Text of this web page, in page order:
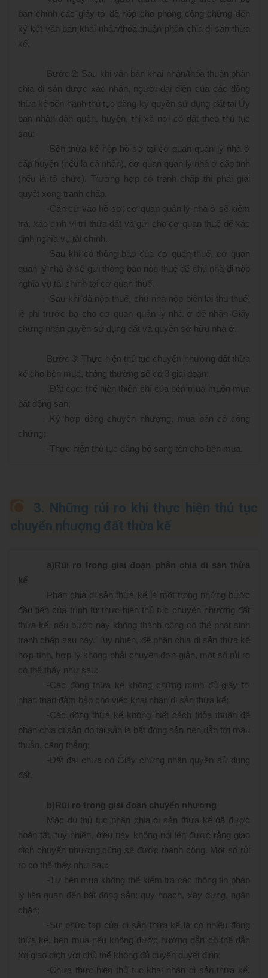
bản chính các giấy tờ đã nộp cho phòng công chứng đến
ký kết văn bản khai nhận/thỏa thuận phân chia di sản thừa
kế.
Bước 2: Sau khi văn bản khai nhận/thỏa thuận phân
chia di sản được xác nhận, người đại diện của các đồng
thừa kế tiến hành thủ tục đăng ký quyền sử dụng đất tại Ủy
ban nhân dân quận, huyện, thị xã nơi có đất theo thủ tục
sau:
-Bên thừa kế nộp hồ sơ tại cơ quan quản lý nhà ở
cấp huyện (nếu là cá nhân), cơ quan quản lý nhà ở cấp tỉnh
(nếu là tổ chức). Trường hợp có tranh chấp thì phải giải
quyết xong tranh chấp.
-Căn cứ vào hồ sơ, cơ quan quản lý nhà ở sẽ kiểm
tra, xác định vị trí thửa đất và gửi cho cơ quan thuế để xác
định nghĩa vụ tài chính.
-Sau khi có thông báo của cơ quan thuế, cơ quan
quản lý nhà ở sẽ gửi thông báo nộp thuế để chủ nhà đi nộp
nghĩa vụ tài chính tại cơ quan thuế.
-Sau khi đã nộp thuế, chủ nhà nộp biên lai thu thuế,
lệ phí trước bạ cho cơ quan quản lý nhà ở để nhận Giấy
chứng nhận quyền sử dụng đất và quyền sở hữu nhà ở.
Bước 3: Thực hiện thủ tục chuyển nhượng đất thừa
kế cho bên mua, thông thường sẽ có 3 giai đoạn:
-Đặt cọc: thể hiện thiện chí của bên mua muốn mua
bất động sản;
- Ký hợp đồng chuyển nhượng, mua bán có công
chứng;
-Thực hiện thủ tục đăng bộ sang tên cho bên mua.
3. Những rủi ro khi thực hiện thủ tục
chuyển nhượng đất thừa kế
a)Rủi ro trong giai đoạn phân chia di sản thừa
kế
Phân chia di sản thừa kế là một trong những bước
đầu tiên của trình tự thực hiện thủ tục chuyển nhượng đất
thừa kế, nếu bước này không thành công có thể phát sinh
tranh chấp sau này. Tuy nhiên, để phân chia di sản thừa kế
hợp tình, hợp lý không phải chuyện đơn giản, một số rủi ro
có thể thấy như sau:
-Các đồng thừa kế không chứng minh đủ giấy tờ
nhân thân đảm bảo cho việc khai nhận di sản thừa kế;
-Các đồng thừa kế không biết cách thỏa thuận để
phân chia di sản do tài sản là bất động sản nên dẫn tới mâu
thuẫn, căng thẳng;
-Đất đai chưa có Giấy chứng nhận quyền sử dụng
đất.
b)Rủi ro trong giai đoạn chuyển nhượng
Mặc dù thủ tục phân chia di sản thừa kế đã được
hoàn tất, tuy nhiên, điều này không nói lên được rằng giao
dịch chuyển nhượng cũng sẽ được thành công. Một số rủi
ro có thể thấy như sau:
-Tự bên mua không thể kiểm tra các thông tin pháp
lý liên quan đến bất động sản: quy hoạch, xây dựng, ngăn
chặn;
-Sự phức tạp của di sản thừa kế là có nhiều đồng
thừa kế, bên mua nếu không được hướng dẫn có thể dẫn
tới giao dịch với chủ thể không đủ quyền quyết định;
-Chưa thực hiện thủ tục khai nhận di sản thừa kế,